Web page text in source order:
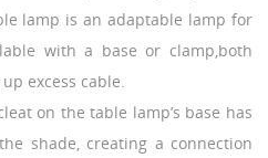
lamp is an adaptable lamp for
with a base or clamp,both
excess cable.
on the table lamp’s base has
shade, creating a connection